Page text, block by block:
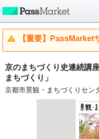
【重要】PassMarket
京のまちづくり史連続講
まちづくり」
京都市景観・まちづくりセ